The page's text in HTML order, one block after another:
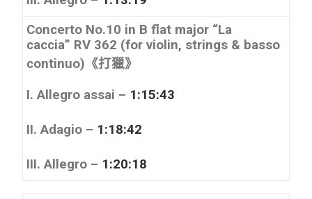
Concerto No.10 in B flat major “La
caccia” RV 362 (for violin, strings & basso
continuo)《打獵》
I. Allegro assai – 1:15:43
II. Adagio – 1:18:42
III. Allegro – 1:20:18